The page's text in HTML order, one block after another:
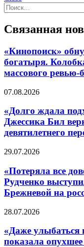
Найти:
Связанная
«Кинопоиск»
богатыря.
массового ревью-
07.08.2026
«Долго ждала
Джессика Бил
девятилетнего
29.07.2026
«Потеряла все
Рудченко
Брежневой на
28.07.2026
«Даже
показала